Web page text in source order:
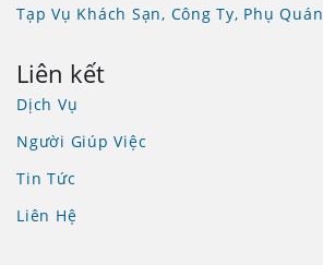
Tạp Vụ Khách Sạn, Công Ty, Phụ Quán
Liên kết
Dịch Vụ
Người Giúp Việc
Tin Tức
Liên Hệ